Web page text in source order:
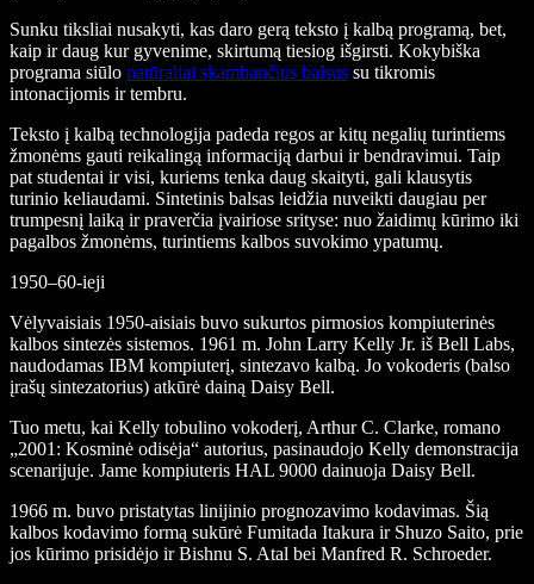
Sunku tiksliai nusakyti, kas daro gerą teksto į kalbą programą, bet,
kaip ir daug kur gyvenime, skirtumą tiesiog išgirsti. Kokybiška
programa siūlo natūraliai skambančius balsus su tikromis
intonacijomis ir tembru.
Teksto į kalbą technologija padeda regos ar kitų negalių turintiems
žmonėms gauti reikalingą informaciją darbui ir bendravimui. Taip
pat studentai ir visi, kuriems tenka daug skaityti, gali klausytis
turinio keliaudami. Sintetinis balsas leidžia nuveikti daugiau per
trumpesnį laiką ir praverčia įvairiose srityse: nuo žaidimų kūrimo iki
pagalbos žmonėms, turintiems kalbos suvokimo ypatumų.
1950–60-ieji
Vėlyvaisiais 1950-aisiais buvo sukurtos pirmosios kompiuterinės
kalbos sintezės sistemos. 1961 m. John Larry Kelly Jr. iš Bell Labs,
naudodamas IBM kompiuterį, sintezavo kalbą. Jo vokoderis (balso
įrašų sintezatorius) atkūrė dainą Daisy Bell.
Tuo metu, kai Kelly tobulino vokoderį, Arthur C. Clarke, romano
„2001: Kosminė odisėja“ autorius, pasinaudojo Kelly demonstracija
scenarijuje. Jame kompiuteris HAL 9000 dainuoja Daisy Bell.
1966 m. buvo pristatytas linijinio prognozavimo kodavimas. Šią
kalbos kodavimo formą sukūrė Fumitada Itakura ir Shuzo Saito, prie
jos kūrimo prisidėjo ir Bishnu S. Atal bei Manfred R. Schroeder.